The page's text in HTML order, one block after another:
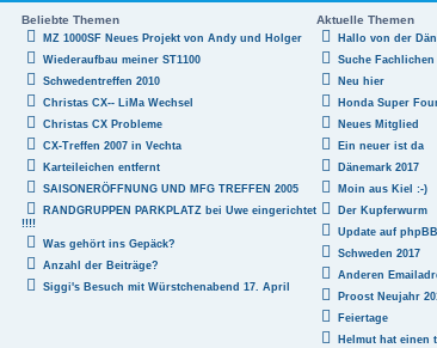
Beliebte Themen Aktuelle Themen
MZ 1000SF Neues Projekt von Andy und Holger
Wiederaufbau meiner ST1100
Schwedentreffen 2010
Christas CX-- LiMa Wechsel
Christas CX Probleme
CX-Treffen 2007 in Vechta
Karteileichen entfernt
SAISONERÖFFNUNG UND MFG TREFFEN 2005
RANDGRUPPEN PARKPLATZ bei Uwe eingerichtet
!!!!
Was gehört ins Gepäck?
Anzahl der Beiträge?
Siggi's Besuch mit Würstchenabend 17. April
Hallo von der
Suche Fachlichen
Neu hier
Honda Super
Neues Mitglied
Ein neuer ist da
Dänemark 2017
Moin aus Kiel :-)
Der Kupferwurm
Update auf
Schweden 2017
Anderen
Proost Neujahr
Feiertage
Helmut hat einen